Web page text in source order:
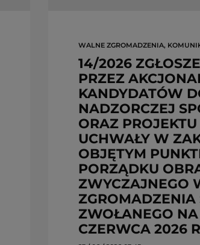
WALNE ZGROMADZENIA,
14/2026
PRZEZ
KANDYDATÓW
NADZORCZEJ
ORAZ PROJEKTU
UCHWAŁY W
OBJĘTYM
PORZĄDKU
ZWYCZAJNEGO
ZGROMADZENIA
ZWOŁANEGO
CZERWCA 2026